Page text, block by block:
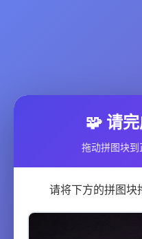
🧩 请
拖动拼图块
请将下方的拼图块